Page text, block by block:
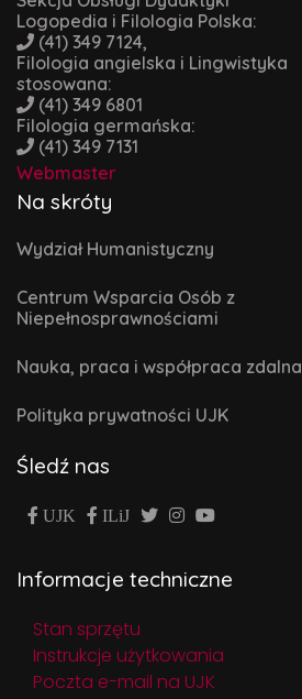
Logopedia i Filologia Polska:
(41) 349 7124,
Filologia angielska i Lingwistyka
stosowana:
(41) 349 6801
Filologia germańska:
(41) 349 7131
Webmaster
Na skróty
Wydział Humanistyczny
Centrum Wsparcia Osób z
Niepełnosprawnościami
Nauka, praca i współpraca zdalna
Polityka prywatności UJK
Śledź nas
UJK ILiJ
Informacje techniczne
Stan sprzętu
Instrukcje użytkowania
Poczta e-mail na UJK